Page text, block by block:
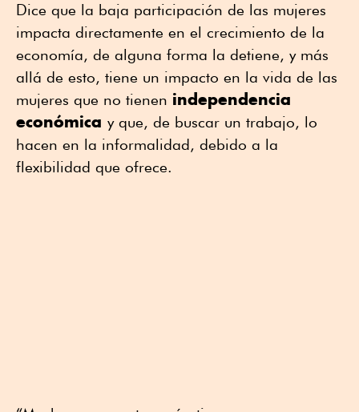
Dice que la baja participación de las mujeres
impacta directamente en el crecimiento de la
economía, de alguna forma la detiene, y más
allá de esto, tiene un impacto en la vida de las
mujeres que no tienen independencia
económica y que, de buscar un trabajo, lo
hacen en la informalidad, debido a la
flexibilidad que ofrece.